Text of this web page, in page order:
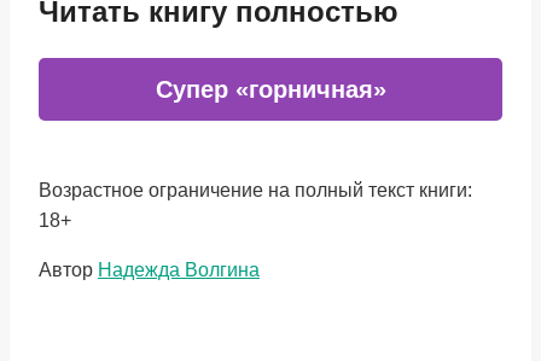
Читать книгу полностью
Супер «горничная»
Возрастное ограничение на полный текст книги:
18+
Метки
Автор Надежда Волгина